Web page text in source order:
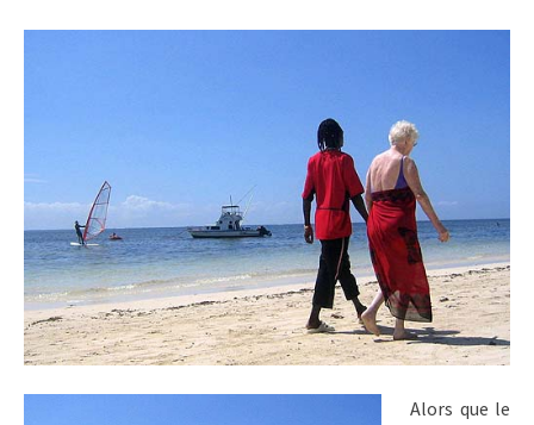
Alors que le